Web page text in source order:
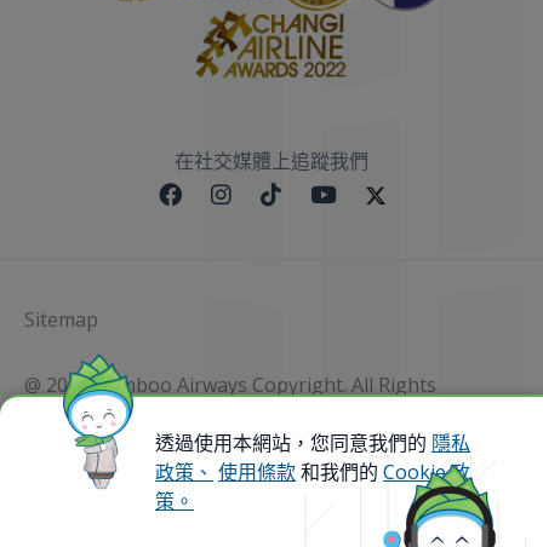
在社交媒體上追蹤我們
Sitemap
@ 2023 Bamboo Airways Copyright. All Rights
Reserved.
Business Registration Code: 010786737
透過使用本網站，您同意我們的 隱私
政策、 使用條款和我們的Cookie 政
策。